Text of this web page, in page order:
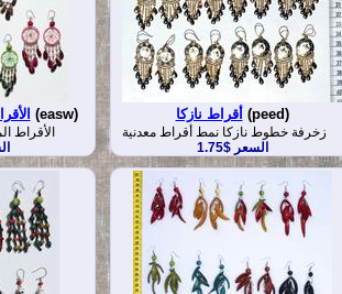
(easw)
الأقراط
أقراط نازكا (peed)
زخرفة خطوط نازكا نمط أقراط معدنية
السعر $1.75